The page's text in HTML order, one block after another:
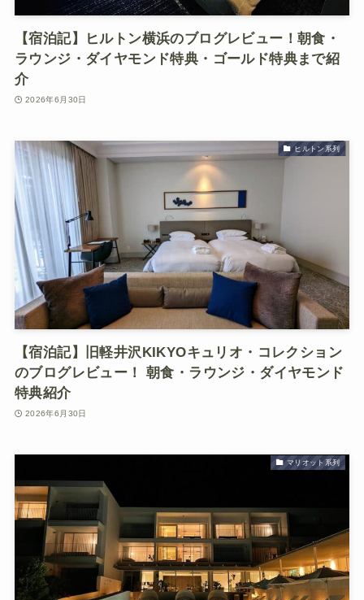
【宿泊記】ヒルトン横浜のブログレビュー！朝食・
ラウンジ・ダイヤモンド特典・ゴールド特典まで紹
介
2026年6月30日
ヒルトン系列
【宿泊記】旧軽井沢KIKYOキュリオ・コレクション
のブログレビュー！ 朝食・ラウンジ・ダイヤモンド
特典紹介
2026年6月30日
マリオット系列